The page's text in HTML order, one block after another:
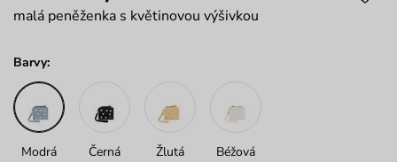
malá peněženka s květinovou výšivkou
Barvy:
Modrá Černá Žlutá Béžová